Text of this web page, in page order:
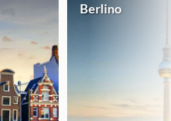
Berlino